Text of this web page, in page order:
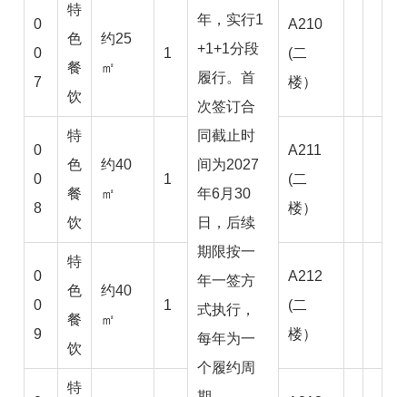
年，实行1
+1+1分段
履行。首
次签订合
同截止时
间为2027
年6月30
日，后续
期限按一
年一签方
式执行，
每年为一
个履约周
0
0
7
特
色
餐
饮
约25
㎡
1
A210
(二
楼）
0
0
8
特
色
餐
饮
约40
㎡
1
A211
(二
楼）
0
0
9
特
色
餐
饮
约40
㎡
1
A212
(二
楼）
特